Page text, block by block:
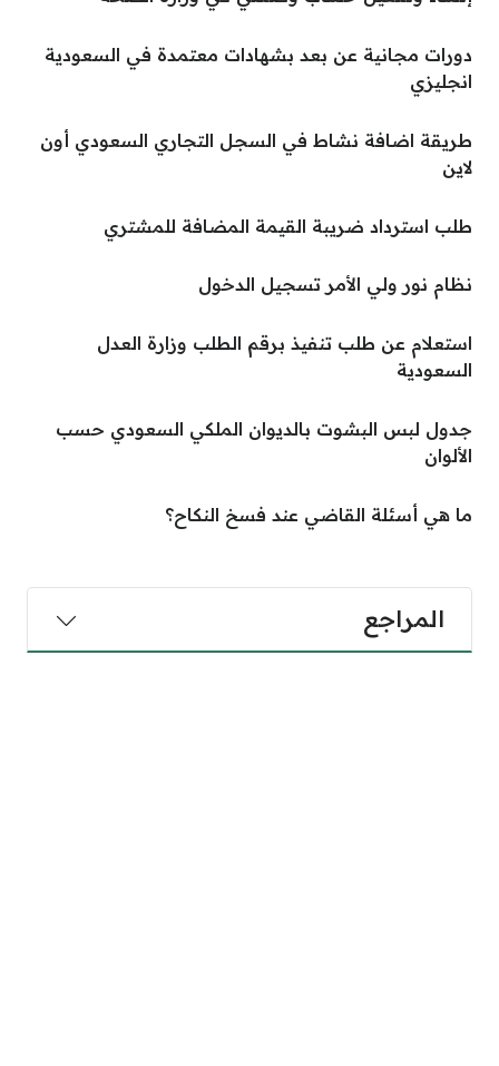
دورات مجانية عن بعد بشهادات معتمدة في السعودية
انجليزي
طريقة اضافة نشاط في السجل التجاري السعودي أون
لاين
طلب استرداد ضريبة القيمة المضافة للمشتري
نظام نور ولي الأمر تسجيل الدخول
استعلام عن طلب تنفيذ برقم الطلب وزارة العدل
السعودية
جدول لبس البشوت بالديوان الملكي السعودي حسب
الألوان
ما هي أسئلة القاضي عند فسخ النكاح؟
المراجع